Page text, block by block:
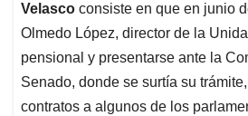
Velasco consiste en que en junio
Olmedo López, director de la
pensional y presentarse ante la
Senado, donde se surtía su
contratos a algunos de los